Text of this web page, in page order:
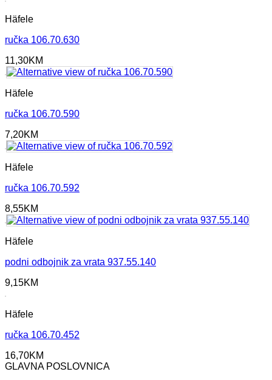
Häfele
ručka 106.70.630
11,30KM
Häfele
ručka 106.70.590
7,20KM
Häfele
ručka 106.70.592
8,55KM
Häfele
podni odbojnik za vrata 937.55.140
9,15KM
Häfele
ručka 106.70.452
16,70KM
GLAVNA POSLOVNICA